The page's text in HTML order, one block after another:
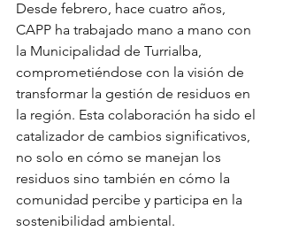
Desde febrero, hace cuatro años,
CAPP ha trabajado mano a mano con
la Municipalidad de Turrialba,
comprometiéndose con la visión de
transformar la gestión de residuos en
la región. Esta colaboración ha sido el
catalizador de cambios significativos,
no solo en cómo se manejan los
residuos sino también en cómo la
comunidad percibe y participa en la
sostenibilidad ambiental.